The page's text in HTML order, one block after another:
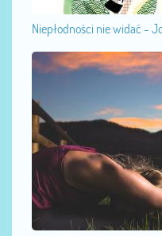
Niepłodności nie widać -